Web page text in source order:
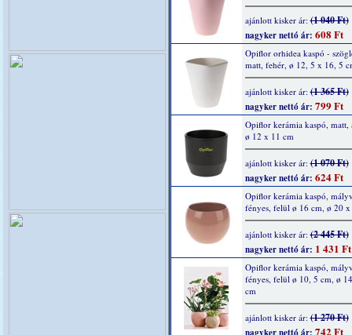
ajánlott kisker ár:(1 040 Ft)
nagyker nettó ár: 608 Ft
Opiflor orhidea kaspó -
matt, fehér, ø 12, 5 x 16, 5
ajánlott kisker ár:(1 365 Ft)
nagyker nettó ár: 799 Ft
Opiflor kerámia kaspó, matt,
ø 12 x 11 cm
ajánlott kisker ár:(1 070 Ft)
nagyker nettó ár: 624 Ft
Opiflor kerámia kaspó,
fényes, felül ø 16 cm, ø 20
ajánlott kisker ár:(2 445 Ft)
nagyker nettó ár: 1 431 Ft
Opiflor kerámia kaspó,
fényes, felül ø 10, 5 cm, ø
cm
ajánlott kisker ár:(1 270 Ft)
742 Ft